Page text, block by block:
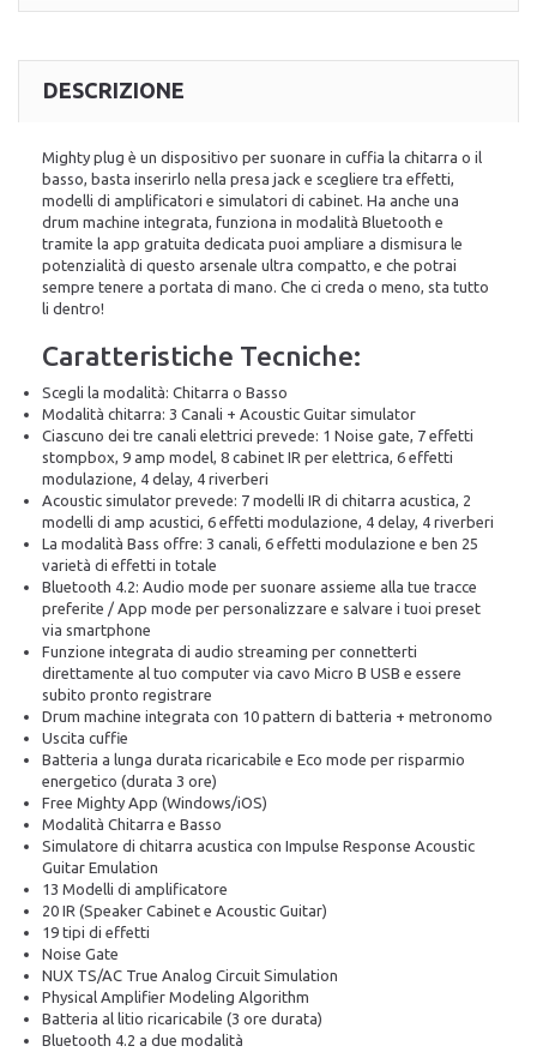
DESCRIZIONE
Mighty plug è un dispositivo per suonare in cuffia la chitarra o il
basso, basta inserirlo nella presa jack e scegliere tra effetti,
modelli di amplificatori e simulatori di cabinet. Ha anche una
drum machine integrata, funziona in modalità Bluetooth e
tramite la app gratuita dedicata puoi ampliare a dismisura le
potenzialità di questo arsenale ultra compatto, e che potrai
sempre tenere a portata di mano. Che ci creda o meno, sta tutto
li dentro!
Caratteristiche Tecniche:
Scegli la modalità: Chitarra o Basso
Modalità chitarra: 3 Canali + Acoustic Guitar simulator
Ciascuno dei tre canali elettrici prevede: 1 Noise gate, 7 effetti
stompbox, 9 amp model, 8 cabinet IR per elettrica, 6 effetti
modulazione, 4 delay, 4 riverberi
Acoustic simulator prevede: 7 modelli IR di chitarra acustica, 2
modelli di amp acustici, 6 effetti modulazione, 4 delay, 4 riverberi
La modalità Bass offre: 3 canali, 6 effetti modulazione e ben 25
varietà di effetti in totale
Bluetooth 4.2: Audio mode per suonare assieme alla tue tracce
preferite / App mode per personalizzare e salvare i tuoi preset
via smartphone
Funzione integrata di audio streaming per connetterti
direttamente al tuo computer via cavo Micro B USB e essere
subito pronto registrare
Drum machine integrata con 10 pattern di batteria + metronomo
Uscita cuffie
Batteria a lunga durata ricaricabile e Eco mode per risparmio
energetico (durata 3 ore)
Free Mighty App (Windows/iOS)
Modalità Chitarra e Basso
Simulatore di chitarra acustica con Impulse Response Acoustic
Guitar Emulation
13 Modelli di amplificatore
20 IR (Speaker Cabinet e Acoustic Guitar)
19 tipi di effetti
Noise Gate
NUX TS/AC True Analog Circuit Simulation
Physical Amplifier Modeling Algorithm
Batteria al litio ricaricabile (3 ore durata)
Bluetooth 4.2 a due modalità